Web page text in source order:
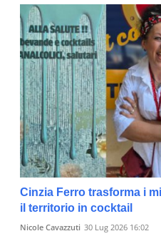
Cinzia Ferro trasforma i
il territorio in cocktail
Nicole Cavazzuti 30 Lug 2026 16:02